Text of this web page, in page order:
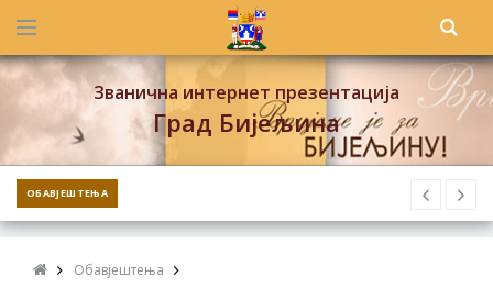
Званична интернет презентација
Град Бијељина
ОБАВЈЕШТЕЊА
Обавјештења